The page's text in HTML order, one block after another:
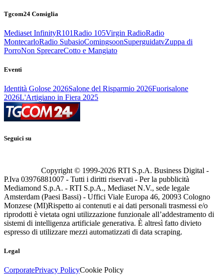
Tgcom24 Consiglia
Mediaset InfinityR101Radio 105Virgin RadioRadio
MontecarloRadio SubasioComingsoonSuperguidatvZuppa di
PorroNon SprecareCotto e Mangiato
Eventi
Identità Golose 2026Salone del Risparmio 2026Fuorisalone
2026L'Artigiano in Fiera 2025
Seguici su
Copyright © 1999-2026 RTI S.p.A. Business Digital -
P.Iva 03976881007 - Tutti i diritti riservati - Per la pubblicità
Mediamond S.p.A. - RTI S.p.A., Mediaset N.V., sede legale
Amsterdam (Paesi Bassi) - Uffici Viale Europa 46, 20093 Cologno
Monzese (MI)Rispetto ai contenuti e ai dati personali trasmessi e/o
riprodotti è vietata ogni utilizzazione funzionale all’addestramento di
sistemi di intelligenza artificiale generativa. È altresì fatto divieto
espresso di utilizzare mezzi automatizzati di data scraping.
Legal
CorporatePrivacy PolicyCookie Policy